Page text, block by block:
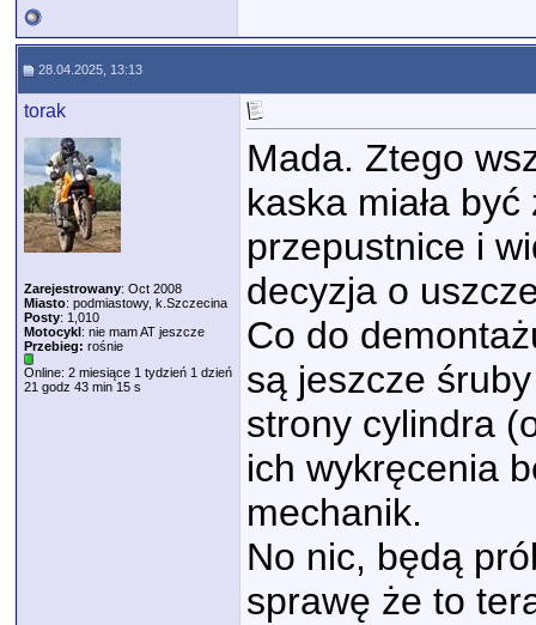
28.04.2025, 13:13
torak
Zarejestrowany: Oct 2008
Miasto: podmiastowy, k.Szczecina
Posty: 1,010
Motocykl: nie mam AT jeszcze
Przebieg: rośnie
Online: 2 miesiące 1 tydzień 1 dzień
21 godz 43 min 15 s
Mada. Ztego
kaska miała
przepustnice i
decyzja o
Co do
są jeszcze
strony cylindra
ich wykręcenia
mechanik.
No nic, będą
sprawę że to